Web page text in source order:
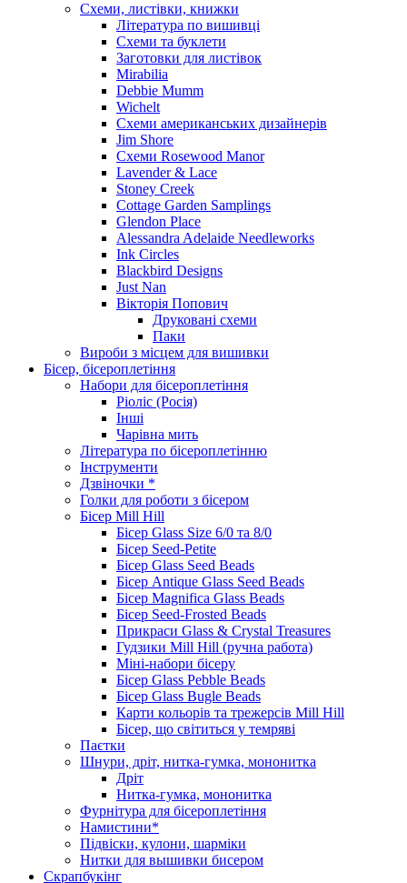
Схеми, листівки, книжки
Література по вишивці
Схеми та буклети
Заготовки для листівок
Mirabilia
Debbie Mumm
Wichelt
Схеми американських дизайнерів
Jim Shore
Cхеми Rosewood Manor
Lavender & Lace
Stoney Creek
Cottage Garden Samplings
Glendon Place
Alessandra Adelaide Needleworks
Ink Circles
Blackbird Designs
Just Nan
Вікторія Попович
Друковані схеми
Паки
Вироби з місцем для вишивки
Бісер, бісероплетіння
Набори для бісероплетіння
Ріоліс (Росія)
Інші
Чарівна мить
Література по бісероплетінню
Інструменти
Дзвіночки *
Голки для роботи з бісером
Бісер Mill Hill
Бісер Glass Size 6/0 та 8/0
Бісер Seed-Petite
Бісер Glass Seed Beads
Бісер Antique Glass Seed Beads
Бісер Magnifica Glass Beads
Бісер Seed-Frosted Beads
Прикраси Glass & Crystal Treasures
Гудзики Mill Hill (ручна работа)
Міні-набори бісеру
Бісер Glass Pebble Beads
Бісер Glass Bugle Beads
Карти кольорів та трежерсів Mill Hill
Бісер, що світиться у темряві
Паєтки
Шнури, дріт, нитка-гумка, мононитка
Дріт
Нитка-гумка, мононитка
Фурнітура для бісероплетіння
Намистини*
Підвіски, кулони, шарміки
Нитки для вышивки бисером
Скрапбукінг